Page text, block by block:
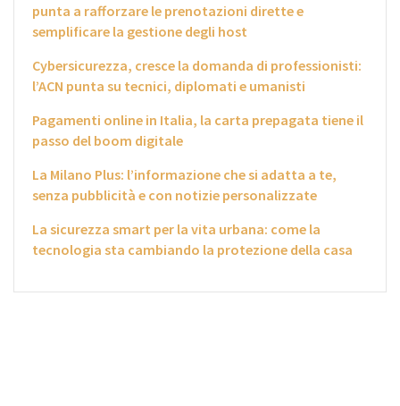
punta a rafforzare le prenotazioni dirette e
semplificare la gestione degli host
Cybersicurezza, cresce la domanda di professionisti:
l’ACN punta su tecnici, diplomati e umanisti
Pagamenti online in Italia, la carta prepagata tiene il
passo del boom digitale
La Milano Plus: l’informazione che si adatta a te,
senza pubblicità e con notizie personalizzate
La sicurezza smart per la vita urbana: come la
tecnologia sta cambiando la protezione della casa